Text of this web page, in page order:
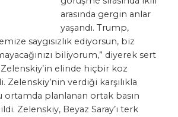
arasında gergin anlar
yaşandı. Trump,
saygısızlık ediyorsun, biz
biliyorum,” diyerek sert
elinde hiçbir koz
Zelenskiy’nin verdiği karşılıkla
ortamda planlanan ortak basın
Zelenskiy, Beyaz Saray’ı terk